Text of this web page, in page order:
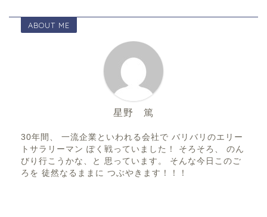
ABOUT ME
星野 篤
30年間、 一流企業といわれる会社で バリバリのエリー
トサラリーマン ぽく戦っていました！ そろそろ、 のん
びり行こうかな、と 思っています。 そんな今日このご
ろを 徒然なるままに つぶやきます！！！